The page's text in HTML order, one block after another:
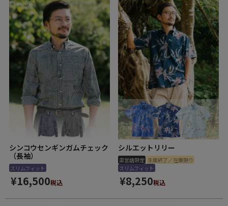
シンコウセンギンガムチェック
（長袖）
スリムフィット
¥16,500税込
シルエットリリー
直営店限定 生産終了／在庫限り
スリムフィット
¥8,250税込